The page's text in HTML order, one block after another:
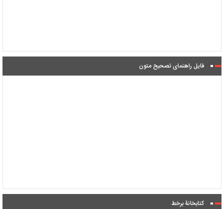
فایل راهنمای تصحیح متون
کتابخانۀ برخط